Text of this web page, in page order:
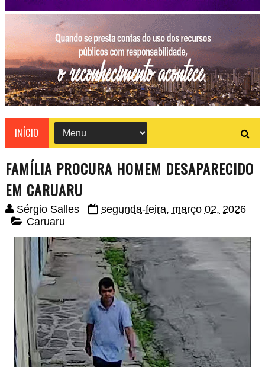
INÍCIO
FAMÍLIA PROCURA HOMEM DESAPARECIDO
EM CARUARU
Sérgio Salles
segunda-feira, março 02, 2026
Caruaru